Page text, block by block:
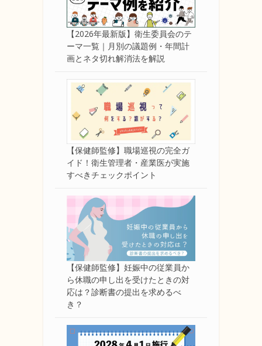
【2026年最新版】衛生委員会のテ
ーマ一覧｜月別の議題例・年間計
画とネタ切れ解消法を解説
【保健師監修】職場巡視の完全ガ
イド！衛生管理者・産業医が実施
すべきチェックポイント
【保健師監修】妊娠中の従業員か
ら休職の申し出を受けたときの対
応は？診断書の提出を求めるべ
き？